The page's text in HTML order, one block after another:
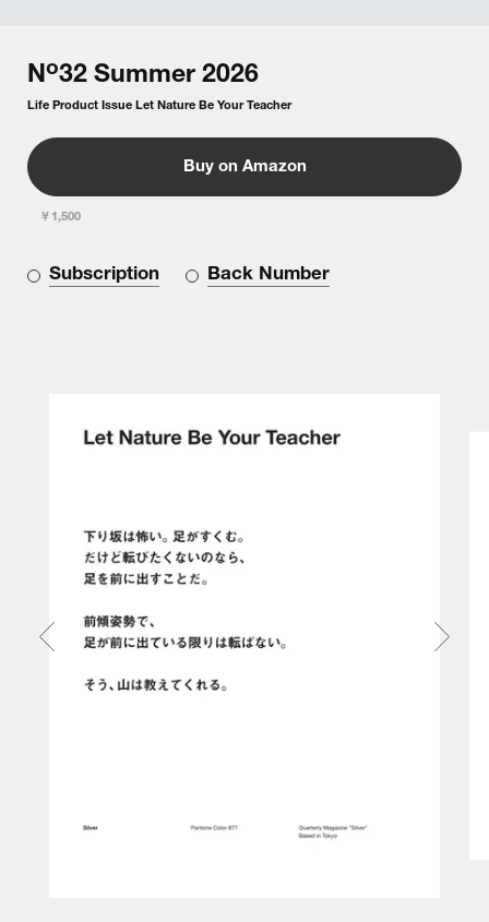
No32 Summer 2026
Life Product Issue Let Nature Be Your Teacher
Buy on Amazon
￥1,500
Subscription Back Number